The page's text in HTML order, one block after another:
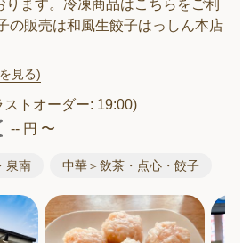
ります。冷凍商品はこちらをご利
の販売は和風生餃子はっしん本店
見る)
ストオーダー: 19:00)
-- 円 〜
泉南 中華＞飲茶・点心・餃子